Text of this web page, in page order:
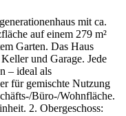
mit ca.
auf einem 279 m²
Garten. Das Haus
und Garage. Jede
– ideal als
für gemischte Nutzung
Büro-/Wohnfläche.
2. Obergeschoss: